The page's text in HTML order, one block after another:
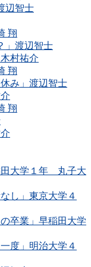
辺智士
翔
」渡辺智士
村祐介
翔
み」渡辺智士
翔
田大学１年 丸子大
し」東京大学４
卒業」早稲田大学
度」明治大学４